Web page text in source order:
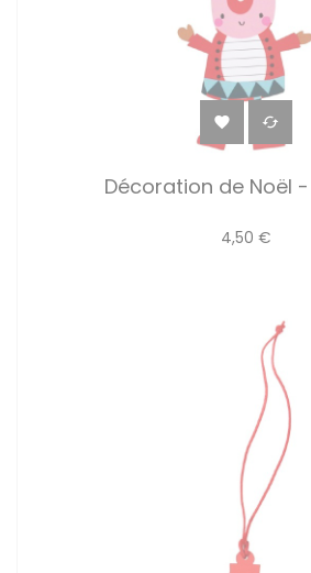
 
Décoration de Noël -
4,50 €